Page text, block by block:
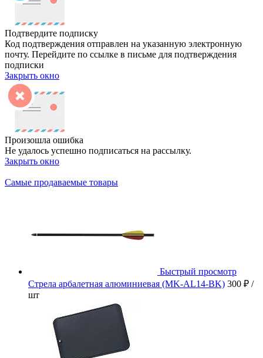
Подтвердите подписку
Код подтверждения отправлен на указанную электронную
почту. Перейдите по ссылке в письме для подтверждения
подписки
Закрыть окно
Произошла ошибка
Не удалось успешно подписаться на рассылку.
Закрыть окно
Самые продаваемые товары
Быстрый просмотр
Стрела арбалетная алюминиевая (MK-AL14-BK) 300 ₽ /
шт